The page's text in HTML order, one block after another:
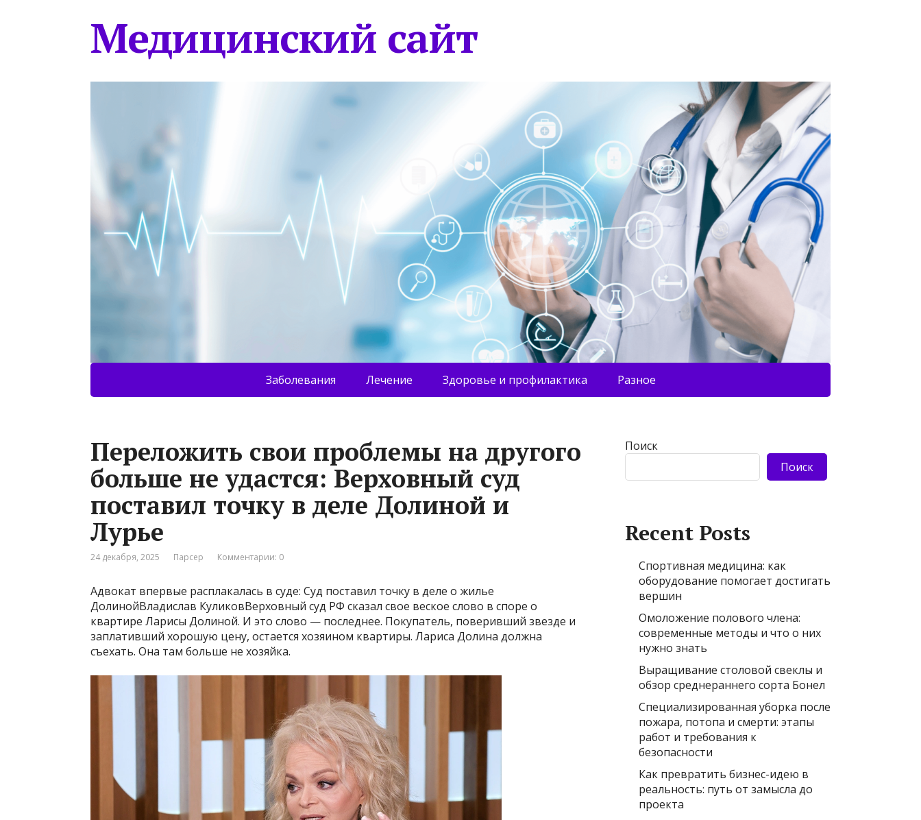
Медицинский сайт
Заболевания Лечение Здоровье и профилактика Разное
Переложить свои проблемы на другого
больше не удастся: Верховный суд
поставил точку в деле Долиной и
Лурье
24 декабря, 2025 Парсер Комментарии: 0
Адвокат впервые расплакалась в суде: Суд поставил точку в деле о жилье
ДолинойВладислав КуликовВерховный суд РФ сказал свое веское слово в споре о
квартире Ларисы Долиной. И это слово — последнее. Покупатель, поверивший звезде и
заплативший хорошую цену, остается хозяином квартиры. Лариса Долина должна
съехать. Она там больше не хозяйка.
Поиск
Поиск
Recent Posts
Спортивная медицина: как
оборудование помогает достигать
вершин
Омоложение полового члена:
современные методы и что о них
нужно знать
Выращивание столовой свеклы и
обзор среднераннего сорта Бонел
Специализированная уборка после
пожара, потопа и смерти: этапы
работ и требования к
безопасности
Как превратить бизнес-идею в
реальность: путь от замысла до
проекта